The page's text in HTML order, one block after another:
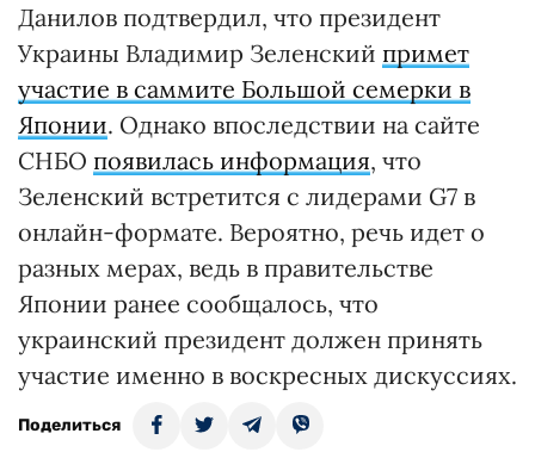
Данилов подтвердил, что президент
Украины Владимир Зеленский примет
участие в саммите Большой семерки в
Японии. Однако впоследствии на сайте
СНБО появилась информация, что
Зеленский встретится с лидерами G7 в
онлайн-формате. Вероятно, речь идет о
разных мерах, ведь в правительстве
Японии ранее сообщалось, что
украинский президент должен принять
участие именно в воскресных дискуссиях.
Поделиться